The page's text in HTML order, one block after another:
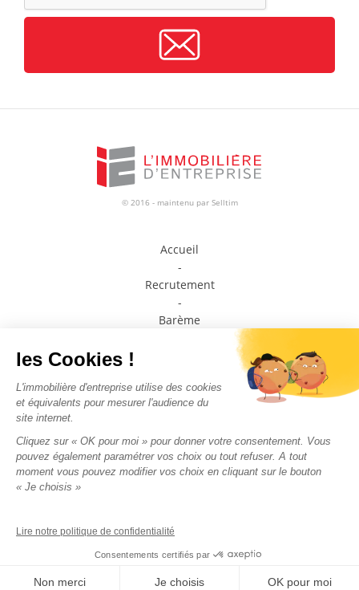
© 2016 - maintenu par Selltim
Accueil
-
Recrutement
-
Barème
Prendre contact avec un conseiller
Médiateur de la consommation
-
-
Mentions légales
-
Nous suivre sur les